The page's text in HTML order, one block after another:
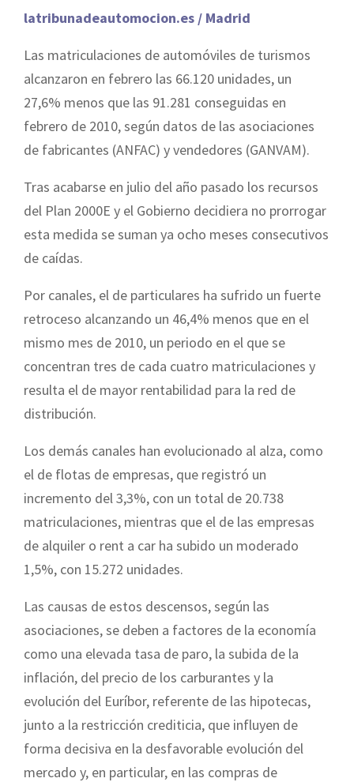
latribunadeautomocion.es / Madrid
Las matriculaciones de automóviles de turismos
alcanzaron en febrero las 66.120 unidades, un
27,6% menos que las 91.281 conseguidas en
febrero de 2010, según datos de las asociaciones
de fabricantes (ANFAC) y vendedores (GANVAM).
Tras acabarse en julio del año pasado los recursos
del Plan 2000E y el Gobierno decidiera no prorrogar
esta medida se suman ya ocho meses consecutivos
de caídas.
Por canales, el de particulares ha sufrido un fuerte
retroceso alcanzando un 46,4% menos que en el
mismo mes de 2010, un periodo en el que se
concentran tres de cada cuatro matriculaciones y
resulta el de mayor rentabilidad para la red de
distribución.
Los demás canales han evolucionado al alza, como
el de flotas de empresas, que registró un
incremento del 3,3%, con un total de 20.738
matriculaciones, mientras que el de las empresas
de alquiler o rent a car ha subido un moderado
1,5%, con 15.272 unidades.
Las causas de estos descensos, según las
asociaciones, se deben a factores de la economía
como una elevada tasa de paro, la subida de la
inflación, del precio de los carburantes y la
evolución del Euríbor, referente de las hipotecas,
junto a la restricción crediticia, que influyen de
forma decisiva en la desfavorable evolución del
mercado y, en particular, en las compras de